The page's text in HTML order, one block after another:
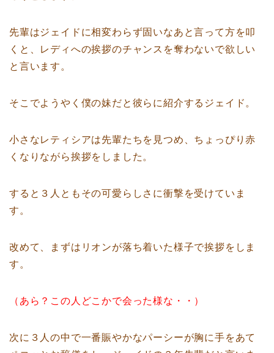
先輩はジェイドに相変わらず固いなあと言って方を叩
くと、レディへの挨拶のチャンスを奪わないで欲しい
と言います。
そこでようやく僕の妹だと彼らに紹介するジェイド。
小さなレティシアは先輩たちを見つめ、ちょっぴり赤
くなりながら挨拶をしました。
すると３人ともその可愛らしさに衝撃を受けていま
す。
改めて、まずはリオンが落ち着いた様子で挨拶をしま
す。
（あら？この人どこかで会った様な・・）
次に３人の中で一番賑やかなパーシーが胸に手をあて